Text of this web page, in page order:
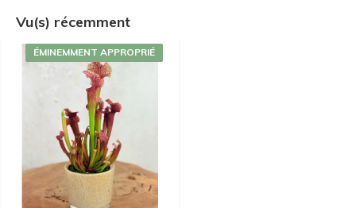
Vu(s) récemment
ÉMINEMMENT APPROPRIÉ